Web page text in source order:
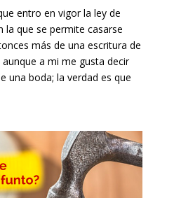
entro en vigor la ley de
la que se permite casarse
más de una escritura de
a mi me gusta decir
una boda; la verdad es que